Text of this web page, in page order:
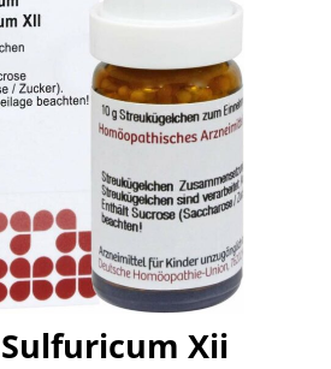
Xii